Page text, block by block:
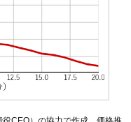
1,257万円
956万円 0.7%
1,071万円 4.9%